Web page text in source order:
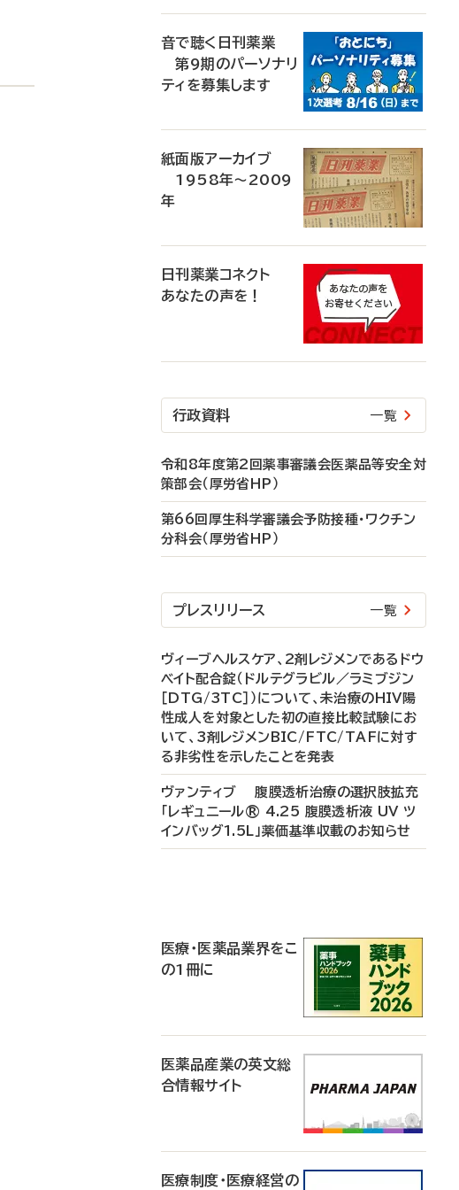
音で聴く日刊薬業
第9期のパーソナリ
ティを募集します
紙面版アーカイブ
1958年～2009
年
日刊薬業コネクト
あなたの声を！
行政資料 一覧
令和8年度第2回薬事審議会医薬品等安全対
策部会（厚労省HP）
第66回厚生科学審議会予防接種・ワクチン
分科会（厚労省HP）
プレスリリース 一覧
ヴィーブヘルスケア、2剤レジメンであるドウ
ベイト配合錠（ドルテグラビル／ラミブジン
［DTG/3TC］）について、未治療のHIV陽
性成人を対象とした初の直接比較試験にお
いて、3剤レジメンBIC/FTC/TAFに対す
る非劣性を示したことを発表
ヴァンティブ 腹膜透析治療の選択肢拡充
「レギュニール® 4.25 腹膜透析液 UV ツ
インバッグ1.5L」薬価基準収載のお知らせ
医療・医薬品業界をこ
の1冊に
医薬品産業の英文総
合情報サイト
医療制度・医療経営の